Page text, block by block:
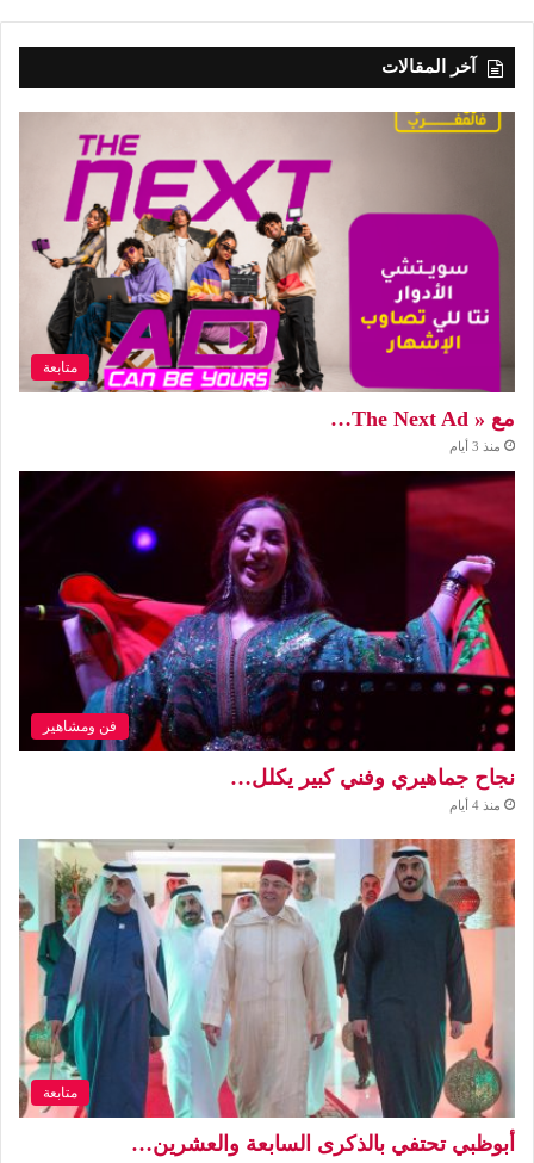
آخر المقالات
متابعة
مع « The Next Ad…
منذ 3 أيام
فن ومشاهير
نجاح جماهيري وفني كبير يكلل…
منذ 4 أيام
متابعة
أبوظبي تحتفي بالذكرى السابعة والعشرين…